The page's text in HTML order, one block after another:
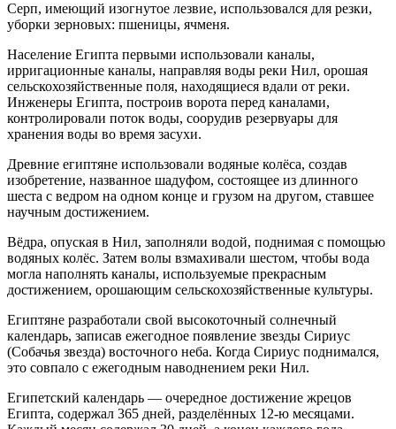
Серп, имеющий изогнутое лезвие, использовался для резки,
уборки зерновых: пшеницы, ячменя.
Население Египта первыми использовали каналы,
ирригационные каналы, направляя воды реки Нил, орошая
сельскохозяйственные поля, находящиеся вдали от реки.
Инженеры Египта, построив ворота перед каналами,
контролировали поток воды, соорудив резервуары для
хранения воды во время засухи.
Древние египтяне использовали водяные колёса, создав
изобретение, названное шадуфом, состоящее из длинного
шеста с ведром на одном конце и грузом на другом, ставшее
научным достижением.
Вёдра, опуская в Нил, заполняли водой, поднимая с помощью
водяных колёс. Затем волы взмахивали шестом, чтобы вода
могла наполнять каналы, используемые прекрасным
достижением, орошающим сельскохозяйственные культуры.
Египтяне разработали свой высокоточный солнечный
календарь, записав ежегодное появление звезды Сириус
(Собачья звезда) восточного неба. Когда Сириус поднимался,
это совпало с ежегодным наводнением реки Нил.
Египетский календарь — очередное достижение жрецов
Египта, содержал 365 дней, разделённых 12-ю месяцами.